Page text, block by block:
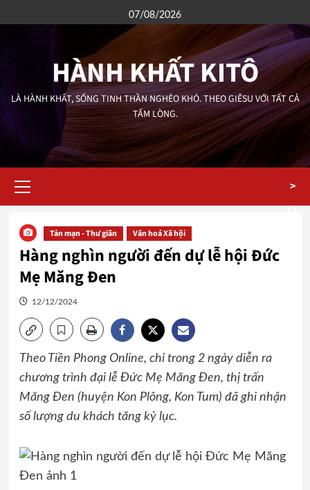
to
07/08/2026
HÀNH KHẤT KITÔ
LÀ HÀNH KHẤT, SỐNG TINH THẦN NGHÈO KHÓ. THEO GIÊSU VỚI TẤT CẢ
TẤM LÒNG.
Menu
>
Tản mạn - Thư giãn Văn hoá Xã hội
Hàng nghìn người đến dự lễ hội Đức
Mẹ Măng Đen
12/12/2024
Theo Tiền Phong Online, chỉ trong 2 ngày diễn ra
chương trình đại lễ Đức Mẹ Măng Đen, thị trấn
Măng Đen (huyện Kon Plông, Kon Tum) đã ghi nhận
số lượng du khách tăng kỷ lục.